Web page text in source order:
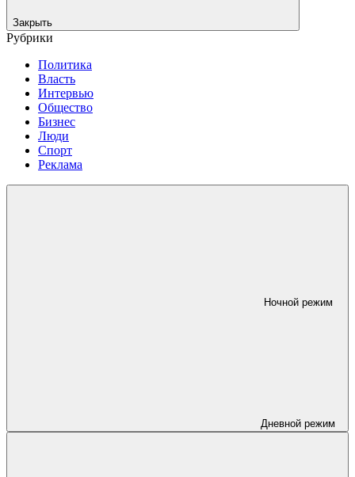
Закрыть
Рубрики
Политика
Власть
Интервью
Общество
Бизнес
Люди
Спорт
Реклама
Ночной режим
Дневной режим